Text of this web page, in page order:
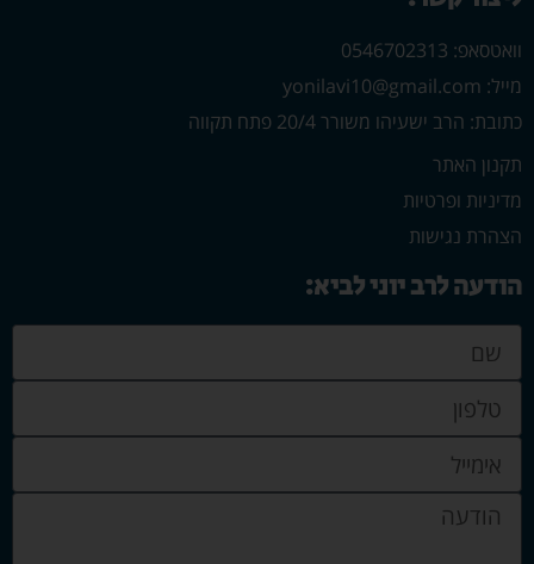
וואטסאפ: 0546702313
מייל: yonilavi10@gmail.com
כתובת: הרב ישעיהו משורר 20/4 פתח תקווה
תקנון האתר
מדיניות ופרטיות
הצהרת נגישות
הודעה לרב יוני לביא: